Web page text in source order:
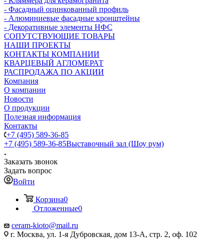
- Фасадный оцинкованный профиль
- Алюминиевые фасадные кронштейны
- Декоративные элементы НФС
СОПУТСТВУЮЩИЕ ТОВАРЫ
НАШИ ПРОЕКТЫ
КОНТАКТЫ КОМПАНИИ
КВАРЦЕВЫЙ АГЛОМЕРАТ
РАСПРОДАЖА ПО АКЦИИ
Компания
О компании
Новости
О продукции
Полезная информация
Контакты
+7 (495) 589-36-85
+7 (495) 589-36-85Выставочный зал (Шоу рум)
Заказать звонок
Задать вопрос
Войти
Корзина0
Отложенные0
ceram-kioto@mail.ru
г. Москва, ул. 1-я Дубровская, дом 13-А, стр. 2, оф. 102